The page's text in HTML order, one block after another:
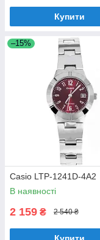
Купити
–15%
Casio LTP-1241D-4A2
В наявності
2 159 ₴ 2 540 ₴